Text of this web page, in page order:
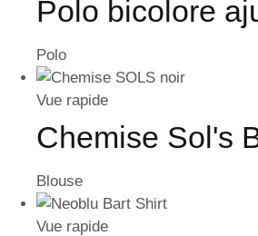
Polo bicolore
Polo
Vue rapide
Chemise Sol's
Blouse
Vue rapide